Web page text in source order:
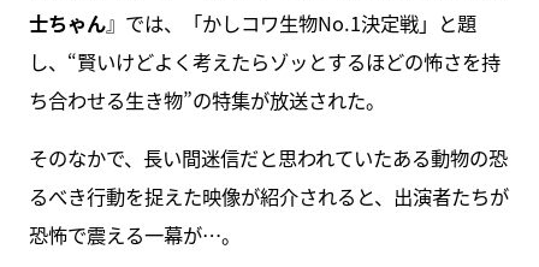
士ちゃん』では、「かしコワ生物No.1決定戦」と題
し、“賢いけどよく考えたらゾッとするほどの怖さを持
ち合わせる生き物”の特集が放送された。
そのなかで、長い間迷信だと思われていたある動物の恐
るべき行動を捉えた映像が紹介されると、出演者たちが
恐怖で震える一幕が…。